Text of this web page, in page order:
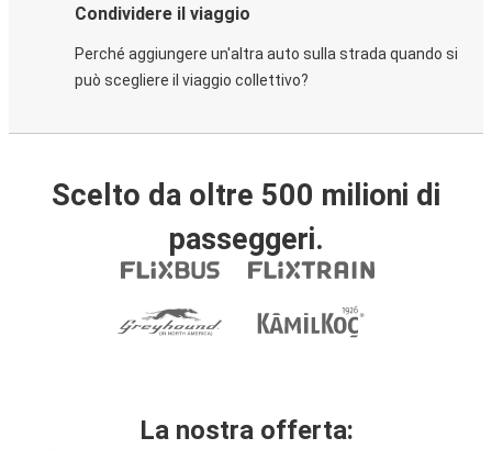
Condividere il viaggio
Perché aggiungere un'altra auto sulla strada quando si
può scegliere il viaggio collettivo?
Scelto da oltre 500 milioni di
passeggeri.
La nostra offerta: